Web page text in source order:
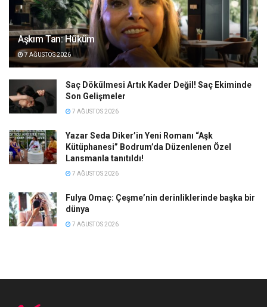
Aşkım Tan: Hüküm
7 AĞUSTOS 2026
Saç Dökülmesi Artık Kader Değil! Saç Ekiminde
Son Gelişmeler
7 AĞUSTOS 2026
Yazar Seda Diker’in Yeni Romanı “Aşk
Kütüphanesi” Bodrum’da Düzenlenen Özel
Lansmanla tanıtıldı!
7 AĞUSTOS 2026
Fulya Omaç: Çeşme’nin derinliklerinde başka bir
dünya
7 AĞUSTOS 2026